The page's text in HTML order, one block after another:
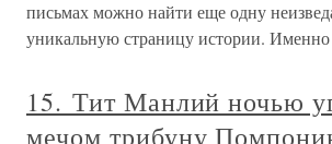
письмах можно найти еще одну
уникальную страницу истории. Именно
15. Тит Манлий ночью
мечом трибуну